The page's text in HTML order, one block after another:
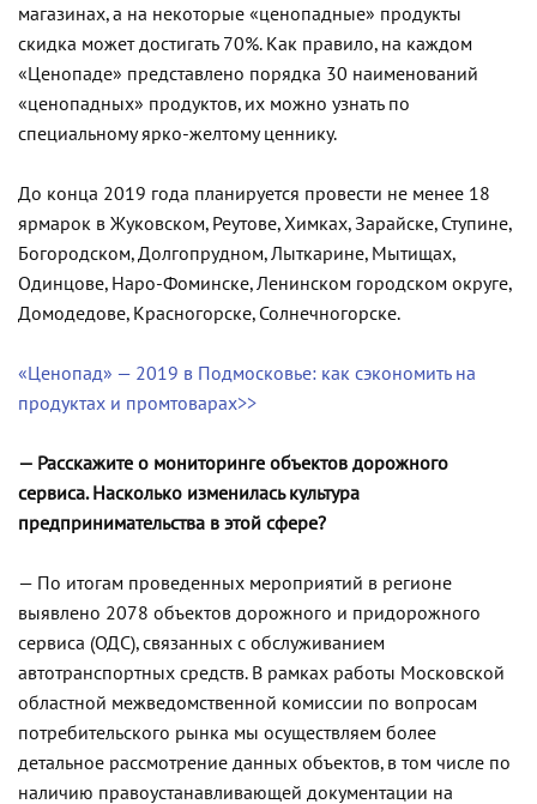
магазинах, а на некоторые «ценопадные» продукты
скидка может достигать 70%. Как правило, на каждом
«Ценопаде» представлено порядка 30 наименований
«ценопадных» продуктов, их можно узнать по
специальному ярко-желтому ценнику.
До конца 2019 года планируется провести не менее 18
ярмарок в Жуковском, Реутове, Химках, Зарайске, Ступине,
Богородском, Долгопрудном, Лыткарине, Мытищах,
Одинцове, Наро-Фоминске, Ленинском городском округе,
Домодедове, Красногорске, Солнечногорске.
«Ценопад» — 2019 в Подмосковье: как сэкономить на
продуктах и промтоварах>>
— Расскажите о мониторинге объектов дорожного
сервиса. Насколько изменилась культура
предпринимательства в этой сфере?
— По итогам проведенных мероприятий в регионе
выявлено 2078 объектов дорожного и придорожного
сервиса (ОДС), связанных с обслуживанием
автотранспортных средств. В рамках работы Московской
областной межведомственной комиссии по вопросам
потребительского рынка мы осуществляем более
детальное рассмотрение данных объектов, в том числе по
наличию правоустанавливающей документации на